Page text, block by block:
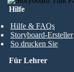
Hilfe
Hilfe & FAQs
Storyboard-Ersteller
So drucken Sie
Für Lehrer